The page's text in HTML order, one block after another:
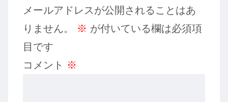
メールアドレスが公開されることはあ
りません。
※ が付いている欄は必須項
目です
コメント ※